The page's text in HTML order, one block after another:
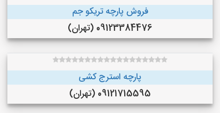
فروش پارچه تریکو جم
09123384476 (تهران)
پارچه استرج کشی
09121715595 (تهران)